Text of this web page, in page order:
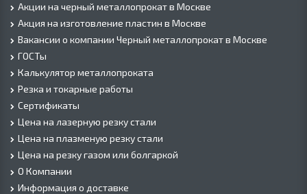
Акции на черный металлопрокат в Москве
Акция на изготовление пластин в Москве
Вакансии о компании Черный металлопрокат в Москве
ГОСТы
Калькулятор металлопроката
Резка и токарные работы
Сертификаты
Цена на лазерную резку стали
Цена на плазменую резку стали
Цена на резку газом или болгаркой
О Компании
Информация о доставке